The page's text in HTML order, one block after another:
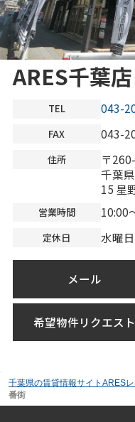
ARES千葉店
TEL 043-
FAX 043-
住所
〒
千葉
15 星
営業時間 10:00
定休日 水曜日
メール
希望物件リクエスト
千葉県の賃貸情報サイトARES
番街